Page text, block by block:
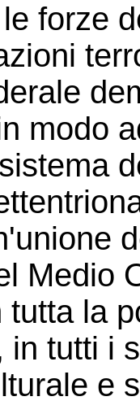
forze
modo
Medio
tutta la
in tutti i
e